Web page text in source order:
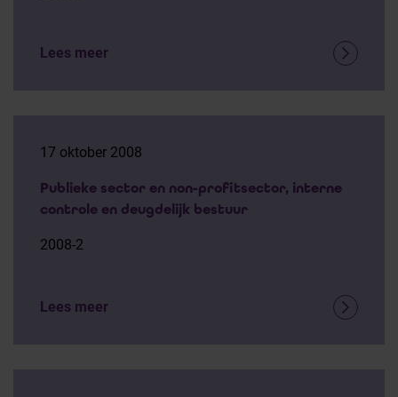
Lees meer
17 oktober 2008
Publieke sector en non-profitsector, interne
controle en deugdelijk bestuur
2008-2
Lees meer